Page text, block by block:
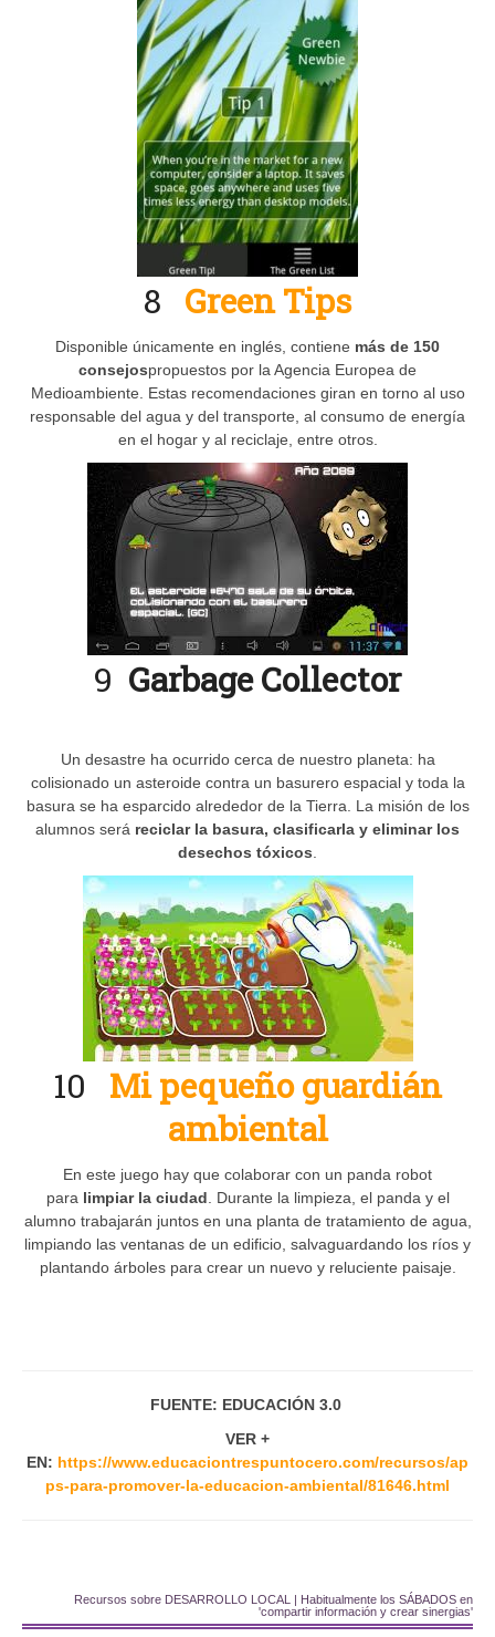
8 Green Tips
Disponible únicamente en inglés, contiene más de 150
consejospropuestos por la Agencia Europea de
Medioambiente. Estas recomendaciones giran en torno al uso
responsable del agua y del transporte, al consumo de energía
en el hogar y al reciclaje, entre otros.
9 Garbage Collector
Un desastre ha ocurrido cerca de nuestro planeta: ha
colisionado un asteroide contra un basurero espacial y toda la
basura se ha esparcido alrededor de la Tierra. La misión de los
alumnos será reciclar la basura, clasificarla y eliminar los
desechos tóxicos
10 Mi pequeño guardián
ambiental
En este juego hay que colaborar con un panda robot
para limpiar la ciudad . Durante la limpieza, el panda y el
alumno trabajarán juntos en una planta de tratamiento de agua,
limpiando las ventanas de un edificio, salvaguardando los ríos y
plantando árboles para crear un nuevo y reluciente paisaje.
FUENTE: EDUCACIÓN 3.0
VER +
EN: https://www.educaciontrespuntocero.com/recursos/ap
ps-para-promover-la-educacion-ambiental/81646.html
Recursos sobre DESARROLLO LOCAL | Habitualmente los SÁBADOS en
'compartir información y crear sinergias'